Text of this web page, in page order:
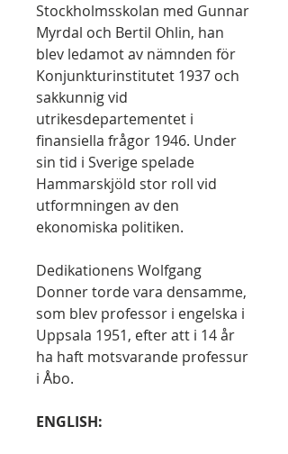
Stockholmsskolan med Gunnar
Myrdal och Bertil Ohlin, han
blev ledamot av nämnden för
Konjunkturinstitutet 1937 och
sakkunnig vid
utrikesdepartementet i
finansiella frågor 1946. Under
sin tid i Sverige spelade
Hammarskjöld stor roll vid
utformningen av den
ekonomiska politiken.
Dedikationens Wolfgang
Donner torde vara densamme,
som blev professor i engelska i
Uppsala 1951, efter att i 14 år
ha haft motsvarande professur
i Åbo.
ENGLISH: